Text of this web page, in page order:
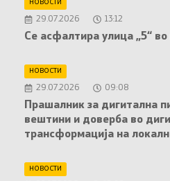
НОВОСТИ
29.07.2026 13:12
Се асфалтира улица „5“
НОВОСТИ
29.07.2026 09:08
Прашалник за дигитална
вештини и доверба во
трансформација на
НОВОСТИ